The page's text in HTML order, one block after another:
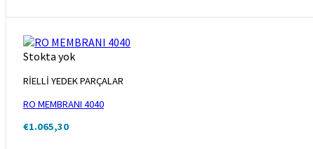
Stokta yok
RİELLİ YEDEK PARÇALAR
RO MEMBRANI 4040
€1.065,30